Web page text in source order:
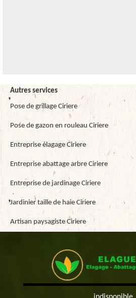
Autres services
Pose de grillage Ciriere
Pose de gazon en rouleau Ciriere
Entreprise élagage Ciriere
Entreprise abattage arbre Ciriere
Entreprise de jardinage Ciriere
Jardinier taille de haie Ciriere
Artisan paysagiste Ciriere